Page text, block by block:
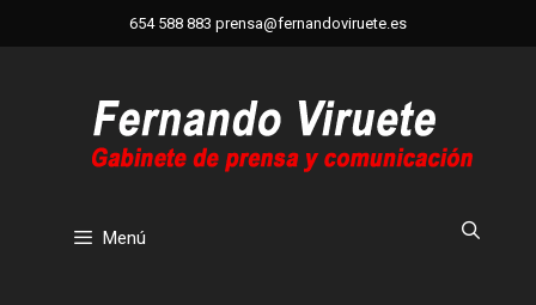
654 588 883 prensa@fernandoviruete.es
Menú